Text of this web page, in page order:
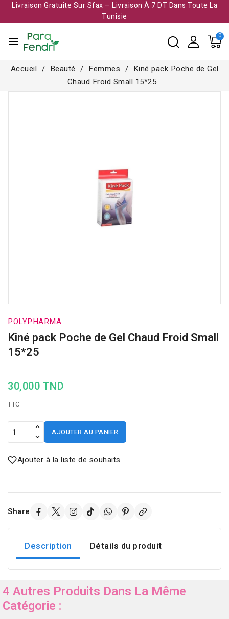
Livraison Gratuite Sur Sfax – Livraison À 7 DT Dans Toute La
Tunisie​
menu
Accueil Beauté Femmes
Kiné pack Poche de Gel
Chaud Froid Small 15*25
POLYPHARMA
Kiné pack Poche de Gel Chaud Froid Small
15*25
30,000 TND
TTC
AJOUTER AU PANIER
Ajouter à la liste de souhaits
Share
Description Détails du produit
4 Autres Produits Dans La Même
Catégorie :